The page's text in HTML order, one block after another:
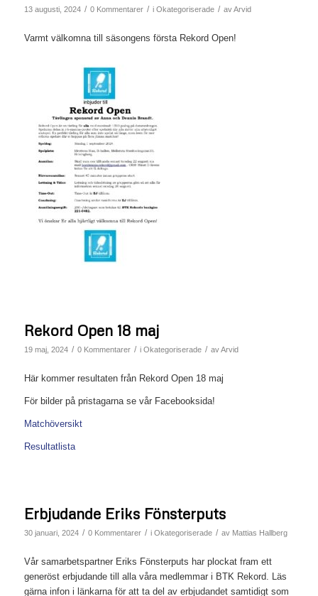
13 augusti, 2024 / 0 Kommentarer / i Okategoriserade / avArvid
Varmt välkomna till säsongens första Rekord Open!
Rekord Open 18 maj
19 maj, 2024 / 0 Kommentarer / i Okategoriserade / avArvid
Här kommer resultaten från Rekord Open 18 maj
För bilder på pristagarna se vår Facebooksida!
Matchöversikt
Resultatlista
Erbjudande Eriks Fönsterputs
30 januari, 2024 / 0 Kommentarer / i Okategoriserade / av Mattias Hallberg
Vår samarbetspartner Eriks Fönsterputs har plockat fram ett
generöst erbjudande till alla våra medlemmar i BTK Rekord. Läs
gärna infon i länkarna för att ta del av erbjudandet samtidigt som